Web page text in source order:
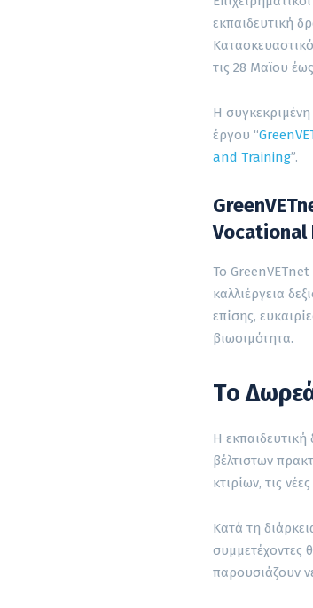
εκπαιδευτική
τις 28 Μαϊου
Η συγκεκριμένη
έργου “
and Training”.
Vocational
Το GreenVETnet
καλλιέργεια
επίσης,
βιωσιμότητα.
Το
Η
βέλτιστων
κτιρίων, τις
Κατά τη
συμμετέχοντες
παρουσιάζουν